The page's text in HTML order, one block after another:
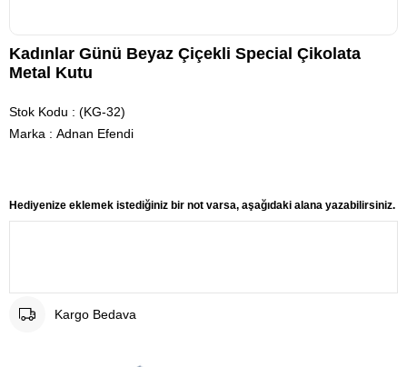
Kadınlar Günü Beyaz Çiçekli Special Çikolata
Metal Kutu
Stok Kodu
(KG-32)
Marka : Adnan Efendi
Hediyenize eklemek istediğiniz bir not varsa, aşağıdaki alana yazabilirsiniz.
Kargo Bedava